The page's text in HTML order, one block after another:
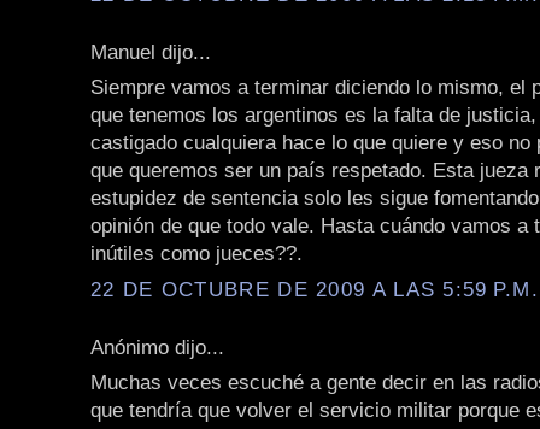
Manuel dijo...
Siempre vamos a terminar diciendo lo mismo, el
que tenemos los argentinos es la falta de
castigado cualquiera hace lo que quiere y eso no
que queremos ser un país respetado. Esta jueza
estupidez de sentencia solo les sigue
opinión de que todo vale. Hasta cuándo vamos a
inútiles como jueces??.
22 DE OCTUBRE DE 2009 A LAS 5:59 P.M.
Anónimo dijo...
Muchas veces escuché a gente decir en las
que tendría que volver el servicio militar porque